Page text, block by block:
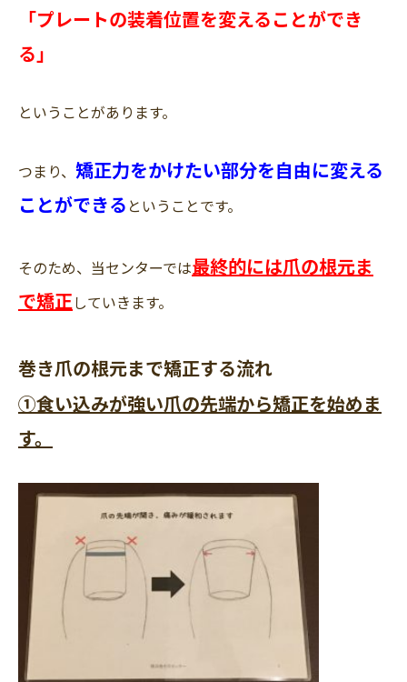
「プレートの装着位置を変えることができ
る」
ということがあります。
つまり、 矯正力をかけたい部分を自由に変える
ことができる ということです。
そのため、当センターでは最終的には爪の根元ま
で矯正していきます。
巻き爪の根元まで矯正する流れ
①食い込みが強い爪の先端から矯正を始めま
す。